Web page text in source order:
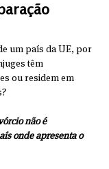
um país da UE, por
têm
ou residem em
não é
onde apresenta o